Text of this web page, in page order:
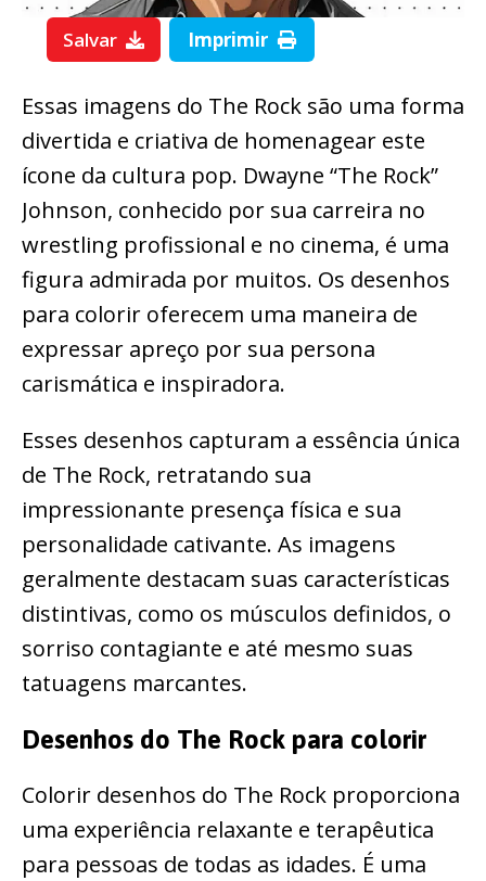
Salvar Imprimir
Essas imagens do The Rock são uma forma
divertida e criativa de homenagear este
ícone da cultura pop. Dwayne “The Rock”
Johnson, conhecido por sua carreira no
wrestling profissional e no cinema, é uma
figura admirada por muitos. Os desenhos
para colorir oferecem uma maneira de
expressar apreço por sua persona
carismática e inspiradora.
Esses desenhos capturam a essência única
de The Rock, retratando sua
impressionante presença física e sua
personalidade cativante. As imagens
geralmente destacam suas características
distintivas, como os músculos definidos, o
sorriso contagiante e até mesmo suas
tatuagens marcantes.
Desenhos do The Rock para colorir
Colorir desenhos do The Rock proporciona
uma experiência relaxante e terapêutica
para pessoas de todas as idades. É uma